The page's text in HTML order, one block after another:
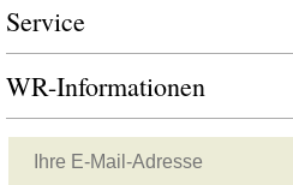
Service
WR-Informationen